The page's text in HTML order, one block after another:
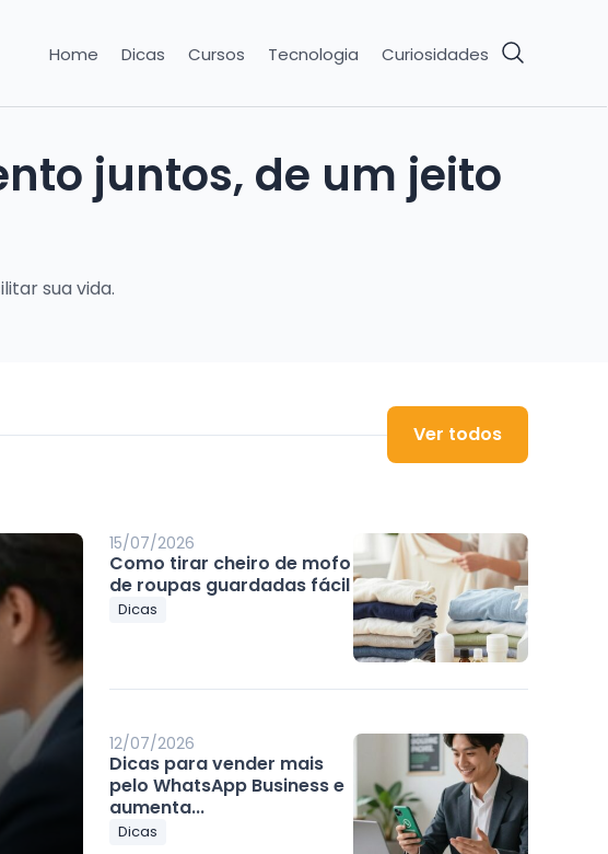
Home Dicas Cursos Tecnologia Curiosidades
juntos, de um jeito
sua vida.
Ver todos
15/07/2026
Como tirar cheiro de mofo
de roupas guardadas fácil
Dicas
12/07/2026
Dicas para vender mais
pelo WhatsApp Business e
aumenta...
Dicas